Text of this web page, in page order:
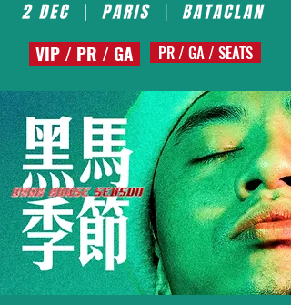
VIP / PR / GA PR / GA / SEATS